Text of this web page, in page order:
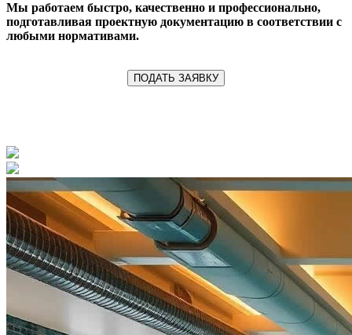
Мы работаем быстро, качественно и профессионально,
подготавливая проектную документацию в соответствии с
любыми нормативами.
ПОДАТЬ ЗАЯВКУ